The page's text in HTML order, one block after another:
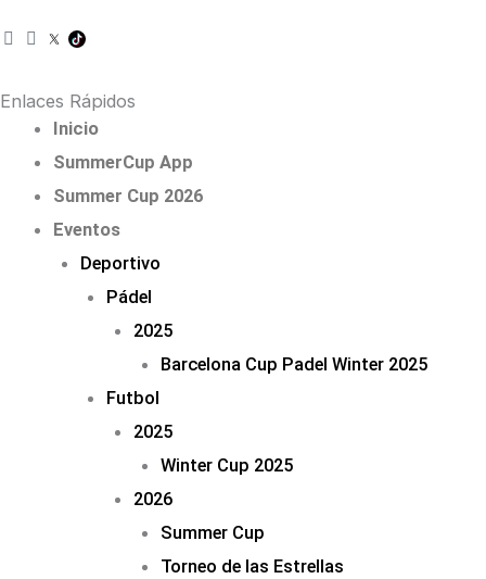
I
t
a
F
e
b
o
k
Enlaces Rápidos
Inicio
SummerCup App
Summer Cup 2026
Eventos
Deportivo
Pádel
2025
Barcelona Cup Padel Winter 2025
Futbol
2025
Winter Cup 2025
2026
Summer Cup
Torneo de las Estrellas